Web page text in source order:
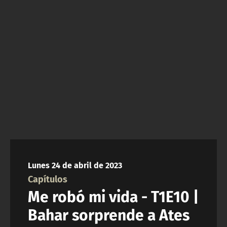
Lunes 24 de abril de 2023
Capítulos
Me robó mi vida - T1E10 |
Bahar sorprende a Ates